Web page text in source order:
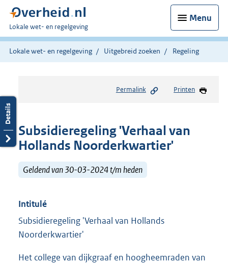
Menu
U
bent
hier:
Lokale wet- en regelgeving
Lokale wet- en regelgeving Uitgebreid zoeken Regeling
Permalink Printen
Subsidieregeling 'Verhaal van
Hollands Noorderkwartier'
Geldend van 30-03-2024 t/m heden
Intitulé
Subsidieregeling 'Verhaal van Hollands
Noorderkwartier'
Het college van dijkgraaf en hoogheemraden van